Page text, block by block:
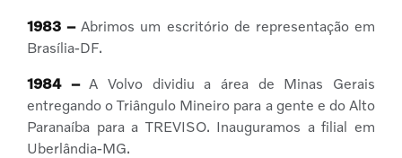
1983 –Abrimos um escritório de representação em
Brasília-DF.
1984 –A Volvo dividiu a área de Minas Gerais
entregando o Triângulo Mineiro para a gente e do Alto
Paranaíba para a TREVISO. Inauguramos a filial em
Uberlândia-MG.